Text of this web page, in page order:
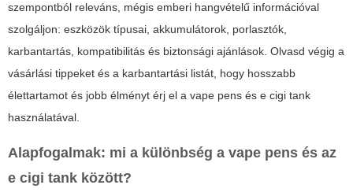
szempontból releváns, mégis emberi hangvételű információval
szolgáljon: eszközök típusai, akkumulátorok, porlasztók,
karbantartás, kompatibilitás és biztonsági ajánlások. Olvasd végig a
vásárlási tippeket és a karbantartási listát, hogy hosszabb
élettartamot és jobb élményt érj el a vape pens és e cigi tank
használatával.
Alapfogalmak: mi a különbség a vape pens és az
e cigi tank között?